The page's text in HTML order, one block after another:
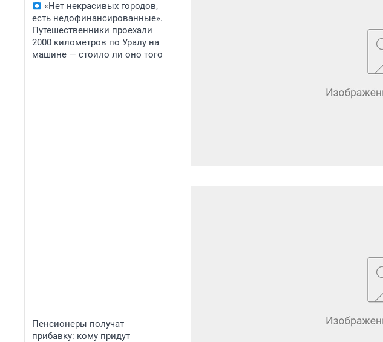
«Нет некрасивых городов,
есть недофинансированные».
Путешественники проехали
2000 километров по Уралу на
машине — стоило ли оно того
Пенсионеры получат
прибавку: кому придут